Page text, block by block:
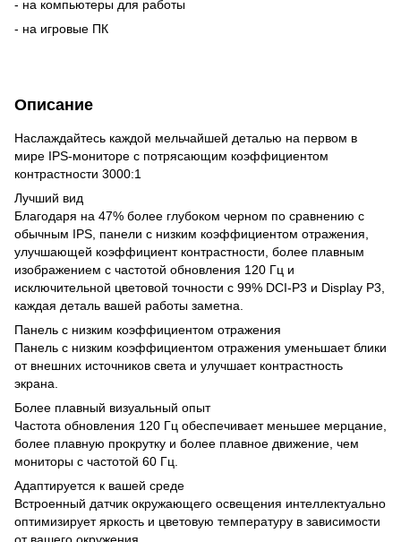
- на компьютеры для работы
- на игровые ПК
Описание
Наслаждайтесь каждой мельчайшей деталью на первом в
мире IPS-мониторе с потрясающим коэффициентом
контрастности 3000:1
Лучший вид
Благодаря на 47% более глубоком черном по сравнению с
обычным IPS, панели с низким коэффициентом отражения,
улучшающей коэффициент контрастности, более плавным
изображением с частотой обновления 120 Гц и
исключительной цветовой точности с 99% DCI-P3 и Display P3,
каждая деталь вашей работы заметна.
Панель с низким коэффициентом отражения
Панель с низким коэффициентом отражения уменьшает блики
от внешних источников света и улучшает контрастность
экрана.
Более плавный визуальный опыт
Частота обновления 120 Гц обеспечивает меньшее мерцание,
более плавную прокрутку и более плавное движение, чем
мониторы с частотой 60 Гц.
Адаптируется к вашей среде
Встроенный датчик окружающего освещения интеллектуально
оптимизирует яркость и цветовую температуру в зависимости